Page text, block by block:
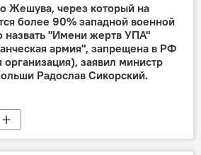
Жешува, через который на
более 90% западной военной
назвать "Имени жертв УПА"
армия", запрещена в РФ
организация), заявил министр
Радослав Сикорский.